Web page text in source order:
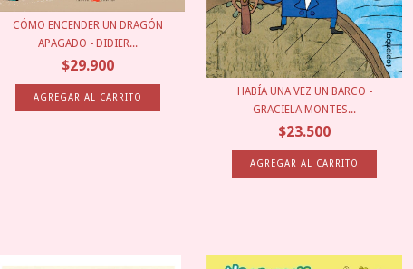
CÓMO ENCENDER UN DRAGÓN
APAGADO - DIDIER...
$29.900
HABÍA UNA VEZ UN BARCO -
GRACIELA MONTES...
$23.500